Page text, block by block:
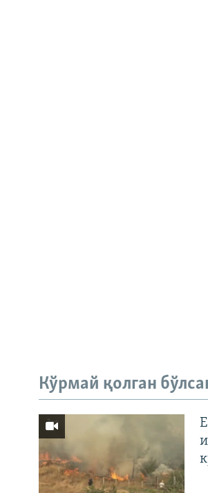
Кўрмай қолган